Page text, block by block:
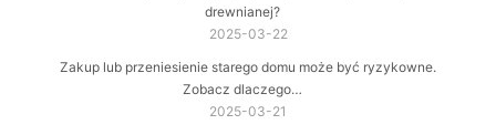
drewnianej?
2025-03-22
Zakup lub przeniesienie starego domu może być ryzykowne.
Zobacz dlaczego…
2025-03-21